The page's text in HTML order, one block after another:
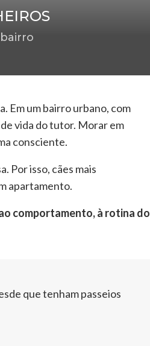
Em um bairro urbano, com
vida do tutor. Morar em
consciente.
Por isso, cães mais
apartamento.
comportamento, à rotina do
que tenham passeios